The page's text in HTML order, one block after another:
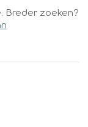
Breder zoeken?